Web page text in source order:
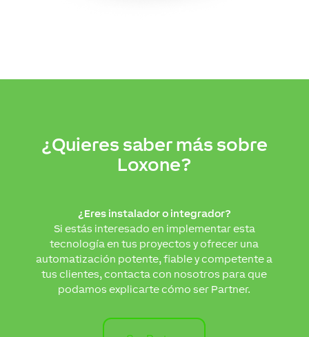
¿Quieres saber más sobre
Loxone?
¿Eres instalador o integrador?
Si estás interesado en implementar esta
tecnología en tus proyectos y ofrecer una
automatización potente, fiable y competente a
tus clientes, contacta con nosotros para que
podamos explicarte cómo ser Partner.